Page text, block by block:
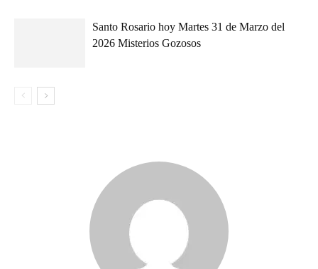
Santo Rosario hoy Martes 31 de Marzo del
2026 Misterios Gozosos